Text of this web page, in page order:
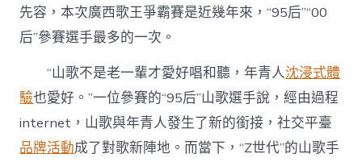
先容，本次廣西歌王爭霸賽是近幾年來，“95后”“00
后”參賽選手最多的一次。
“山歌不是老一輩才愛好唱和聽，年青人沈浸式體
驗也愛好。”一位參賽的“95后”山歌選手說，經由過程
internet，山歌與年青人發生了新的銜接，社交平臺
品牌活動成了對歌新陣地。而當下，“Z世代”的山歌手